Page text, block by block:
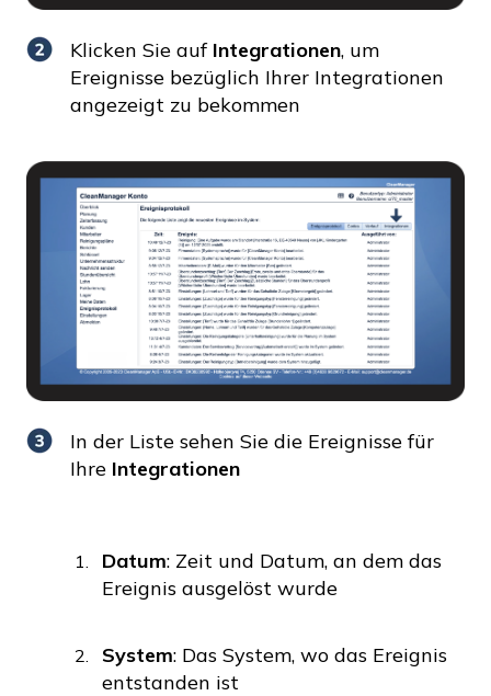
Klicken Sie auf Integrationen, um
Ereignisse bezüglich Ihrer Integrationen
angezeigt zu bekommen
In der Liste sehen Sie die Ereignisse für
Ihre Integrationen
Datum: Zeit und Datum, an dem das
Ereignis ausgelöst wurde
System: Das System, wo das Ereignis
entstanden ist